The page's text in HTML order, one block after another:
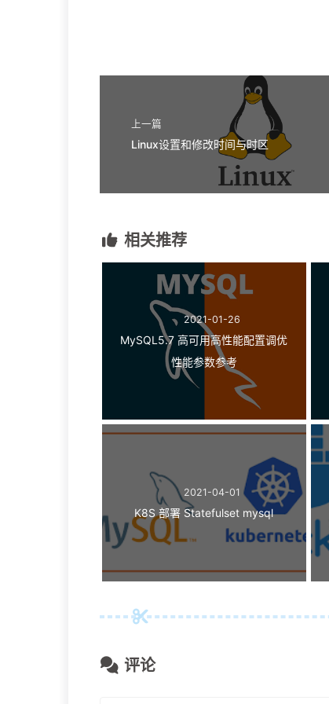
上一篇
Linux设置和修改时间与时区
相关推荐
2021-01-26
MySQL5.7 高可用高性能配置调优
性能参数参考
2021-04-01
K8S 部署 Statefulset mysql
评论